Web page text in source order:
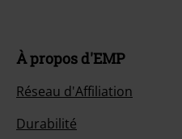
À propos d'EMP
Réseau d'Affiliation
Durabilité